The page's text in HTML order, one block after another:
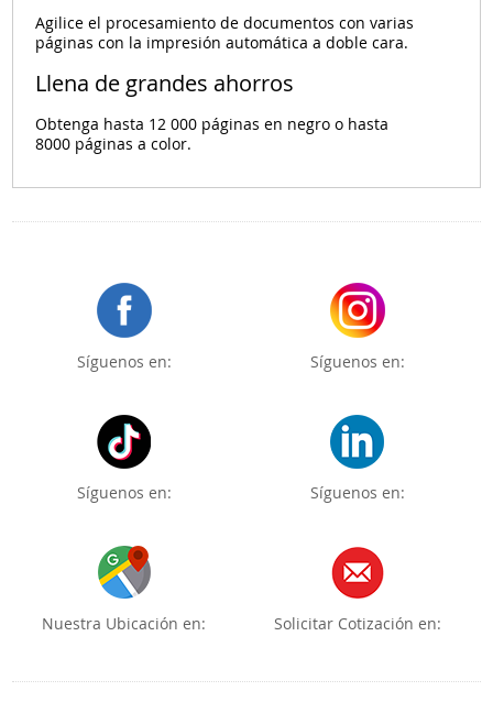
Agilice el procesamiento de documentos con varias
páginas con la impresión automática a doble cara.
Llena de grandes ahorros
Obtenga hasta 12 000 páginas en negro o hasta
8000 páginas a color.
Síguenos en: Síguenos en:
Síguenos en: Síguenos en:
Nuestra Ubicación en: Solicitar Cotización en: